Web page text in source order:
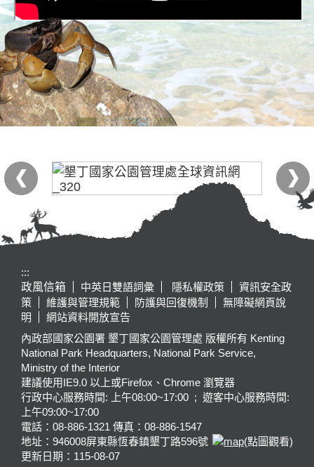
:::
政風信箱
中英日雙語詞彙 隱私權政策
資訊安全政
策
維護與管理規範 防護與回復機制
無障礙網頁說
明
網站資料開放宣告
內政部國家公園署 墾丁國家公園管理處 版權所有 Kenting
National Park Headquarters, National Park Service,
Ministry of the Interior
建議使用IE9.0 以上或Firefox、Chrome 瀏覽器
行政中心服務時間: 上午08:00~17:00 ; 遊客中心服務時間:
上午09:00~17:00
電話：08-886-1321 傳真：08-886-1547
地址：946008屏東縣恆春鎮墾丁路596號
(點圖觀看)
更新日期： 115-08-07